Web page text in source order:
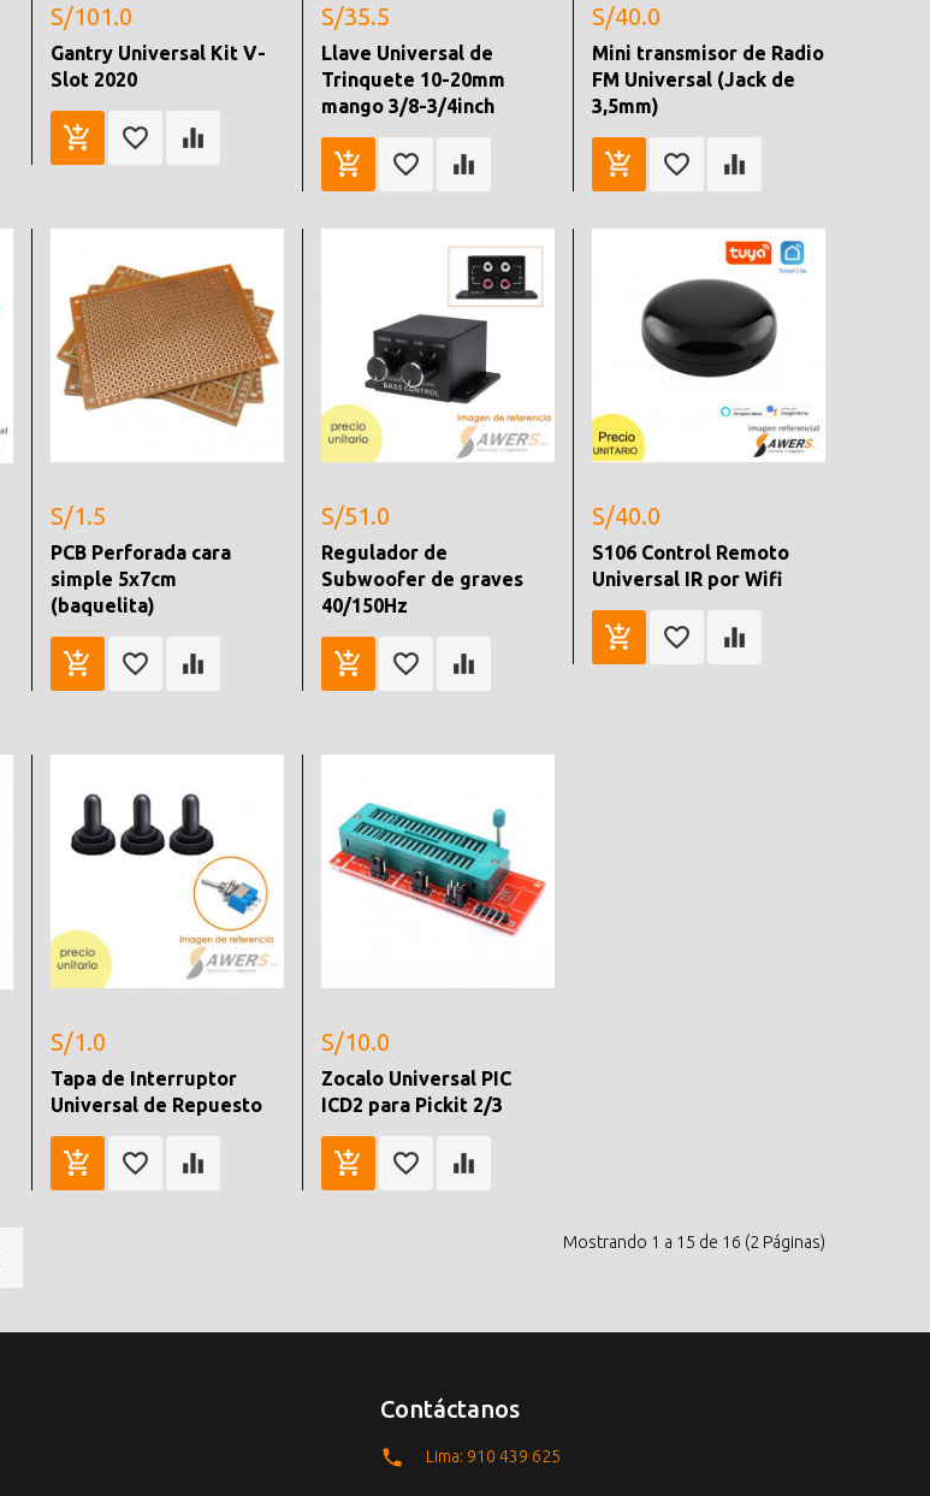
S/101.0
Gantry Universal Kit V-
Slot 2020
S/35.5
Llave Universal de
Trinquete 10-20mm
mango 3/8-3/4inch
S/40.0
Mini transmisor de Radio
FM Universal (Jack de
3,5mm)
S/1.5
PCB Perforada cara
simple 5x7cm
(baquelita)
S/51.0
Regulador de
Subwoofer de graves
40/150Hz
S/40.0
S106 Control Remoto
Universal IR por Wifi
S/1.0
Tapa de Interruptor
Universal de Repuesto
S/10.0
Zocalo Universal PIC
ICD2 para Pickit 2/3
Mostrando 1 a 15 de 16 (2 Páginas)
Contáctanos
Lima: 910 439 625